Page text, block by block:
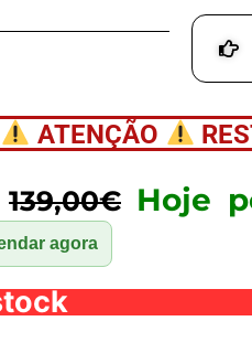
ATENÇÃO
139,00€ Hoje
agora